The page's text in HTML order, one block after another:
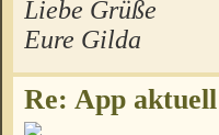
Liebe Grüße
Eure Gilda
Re: App